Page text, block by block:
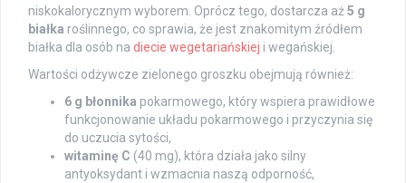
niskokalorycznym wyborem. Oprócz tego, dostarcza aż 5 g
białka roślinnego, co sprawia, że jest znakomitym źródłem
białka dla osób na diecie wegetariańskiej i wegańskiej.
Wartości odżywcze zielonego groszku obejmują również:
6 g błonnika pokarmowego, który wspiera prawidłowe
funkcjonowanie układu pokarmowego i przyczynia się
do uczucia sytości,
witaminę C (40 mg), która działa jako silny
antyoksydant i wzmacnia naszą odporność,